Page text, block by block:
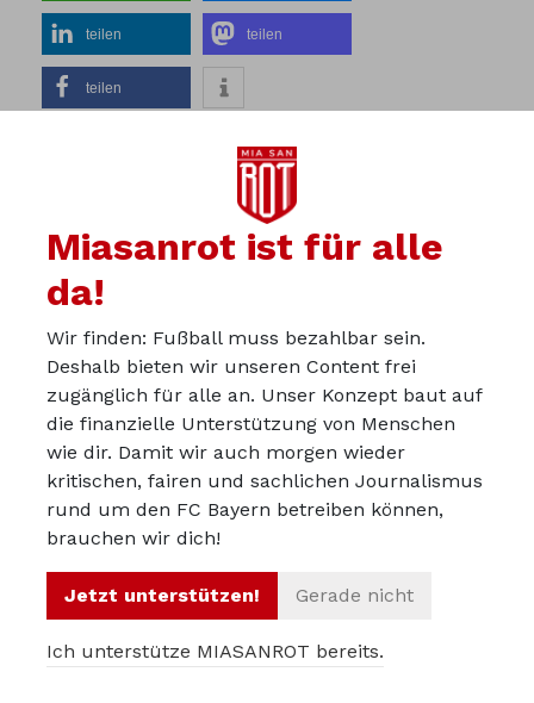
teilen teilen
teilen
Miasanrot ist für alle
da!
Wir finden: Fußball muss bezahlbar sein.
Deshalb bieten wir unseren Content frei
zugänglich für alle an. Unser Konzept baut auf
die finanzielle Unterstützung von Menschen
wie dir. Damit wir auch morgen wieder
kritischen, fairen und sachlichen Journalismus
rund um den FC Bayern betreiben können,
brauchen wir dich!
Jetzt unterstützen! Gerade nicht
Ich unterstütze MIASANROT bereits.